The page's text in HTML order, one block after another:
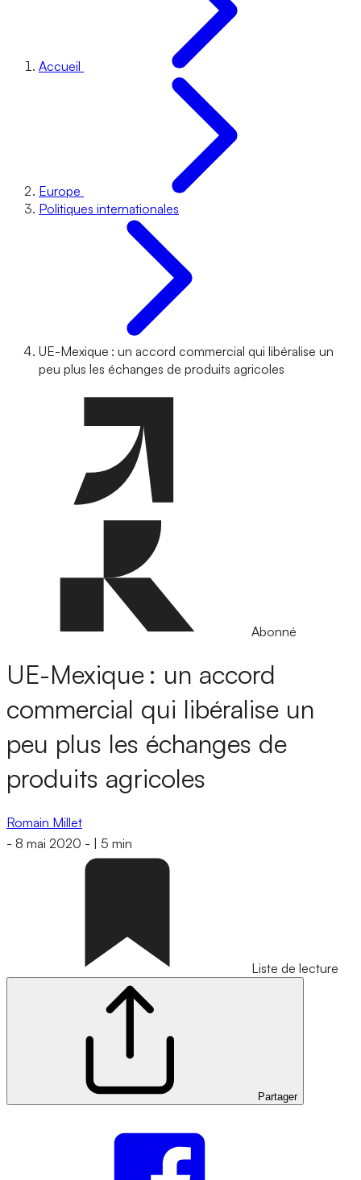
Accueil
Europe
Politiques internationales
UE-Mexique : un accord commercial qui libéralise un
peu plus les échanges de produits agricoles
Abonné
UE-Mexique : un accord
commercial qui libéralise un
peu plus les échanges de
produits agricoles
Romain Millet
- 8 mai 2020 - 5 min
Liste de lecture
Partager